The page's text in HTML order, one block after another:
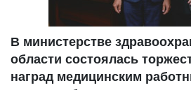
В министерстве
области состоялась
наград медицинским